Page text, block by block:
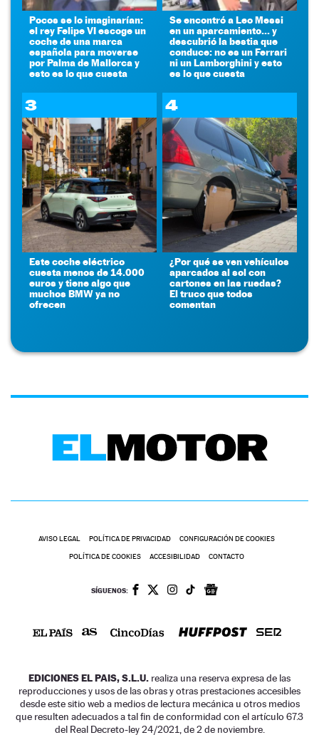
Pocos se lo imaginarían:
el rey Felipe VI escoge un
coche de una marca
española para moverse
por Palma de Mallorca y
esto es lo que cuesta
Se encontró a Leo Messi
en un aparcamiento... y
descubrió la bestia que
conduce: no es un Ferrari
ni un Lamborghini y esto
es lo que cuesta
3
Este coche eléctrico
cuesta menos de 14.000
euros y tiene algo que
muchos BMW ya no
ofrecen
4
¿Por qué se ven vehículos
aparcados al sol con
cartones en las ruedas?
El truco que todos
comentan
AVISO LEGAL POLÍTICA DE PRIVACIDAD CONFIGURACIÓN DE COOKIES
POLÍTICA DE COOKIES ACCESIBILIDAD CONTACTO
SÍGUENOS:
EDICIONES EL PAIS, S.L.U. realiza una reserva expresa de las
reproducciones y usos de las obras y otras prestaciones accesibles
desde este sitio web a medios de lectura mecánica u otros medios
que resulten adecuados a tal fin de conformidad con el artículo 67.3
del Real Decreto-ley 24/2021, de 2 de noviembre.